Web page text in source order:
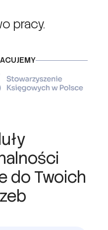
pracy.
do Twoich